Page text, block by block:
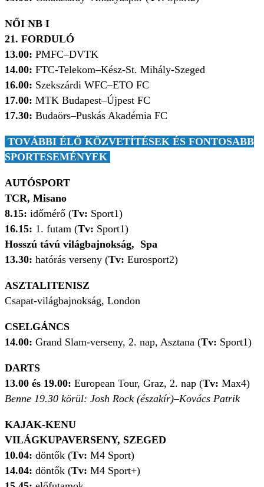
NŐI NB I
21. FORDULÓ
13.00: PMFC–DVTK
14.00: FTC-Telekom–Kész-St. Mihály-Szeged
16.00: Szekszárdi WFC–ETO FC
17.00: MTK Budapest–Újpest FC
17.30: Budaörs–Puskás Akadémia FC
TOVÁBBI ÉLŐ KÖZVETÍTÉSEK ÉS FONTOSABB
SPORTESEMÉNYEK
AUTÓSPORT
TCR, Misano
8.15: időmérő (Tv: Sport1)
16.15: 1. futam (Tv: Sport1)
Hosszú távú világbajnokság, Spa
13.30: hatórás verseny (Tv: Eurosport2)
ASZTALITENISZ
Csapat-világbajnokság, London
CSELGÁNCS
14.00: Grand Slam-verseny, 2. nap, Asztana (Tv: Sport1)
DARTS
13.00 és 19.00: European Tour, Graz, 2. nap (Tv: Max4)
Benne 19.30 körül: Josh Rock (északír)–Kovács Patrik
KAJAK-KENU
VILÁGKUPAVERSENY, SZEGED
10.04: döntők (Tv: M4 Sport)
14.04: döntők (Tv: M4 Sport+)